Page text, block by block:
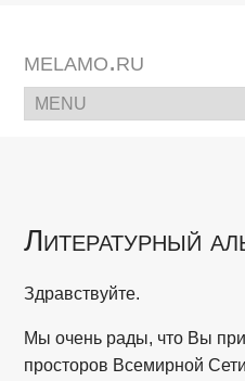
melamo.ru
Литературный
Здравствуйте.
Мы очень рады, что Вы
просторов Всемирной